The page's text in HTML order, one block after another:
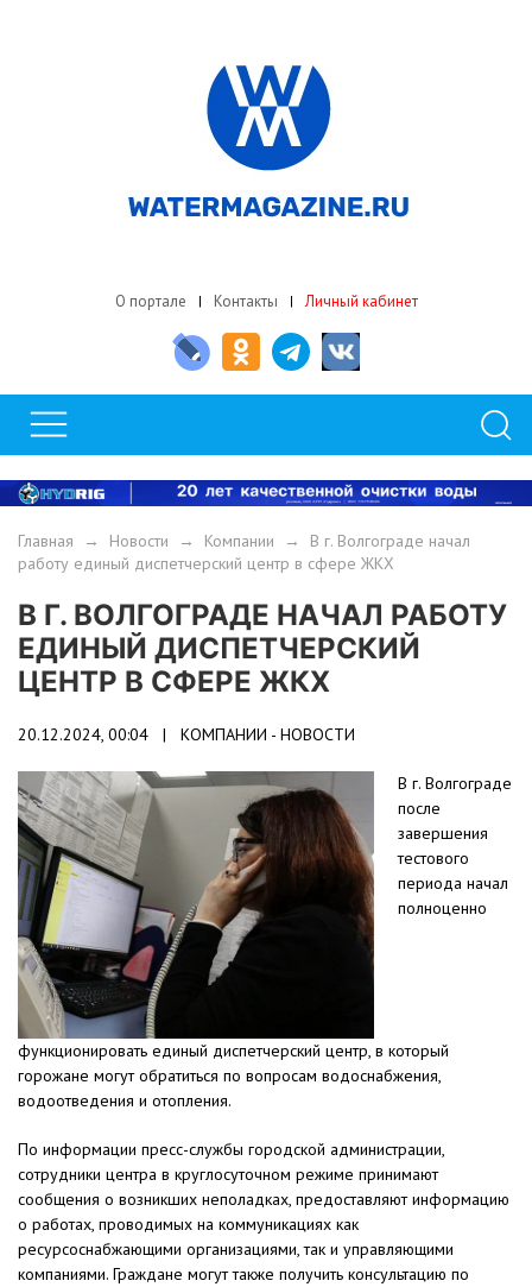
О портале Контакты Личный кабинет
Главная → Новости → Компании → В г. Волгограде начал
работу единый диспетчерский центр в сфере ЖКХ
В Г. ВОЛГОГРАДЕ НАЧАЛ РАБОТУ
ЕДИНЫЙ ДИСПЕТЧЕРСКИЙ
ЦЕНТР В СФЕРЕ ЖКХ
20.12.2024, 00:04 | КОМПАНИИ - НОВОСТИ
В г. Волгограде
после
завершения
тестового
периода начал
полноценно
функционировать единый диспетчерский центр, в который
горожане могут обратиться по вопросам водоснабжения,
водоотведения и отопления.
По информации пресс-службы городской администрации,
сотрудники центра в круглосуточном режиме принимают
сообщения о возникших неполадках, предоставляют информацию
о работах, проводимых на коммуникациях как
ресурсоснабжающими организациями, так и управляющими
компаниями. Граждане могут также получить консультацию по